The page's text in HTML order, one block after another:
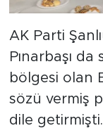
AK Parti
Pınarbaşı
bölgesi olan
sözü vermiş
dile getirmişti.